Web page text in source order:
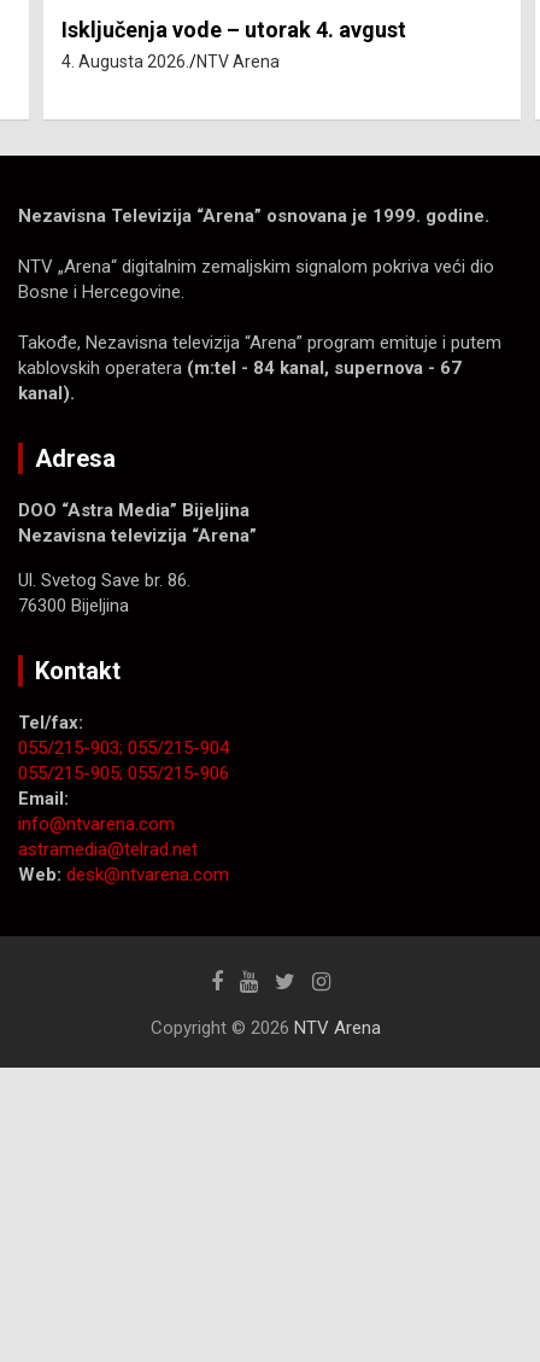
Isključenja vode – utorak 4. avgust
4. Augusta 2026. NTV Arena
Nezavisna Televizija “Arena” osnovana je 1999. godine.
NTV „Arena“ digitalnim zemaljskim signalom pokriva veći dio
Bosne i Hercegovine.
Takođe, Nezavisna televizija “Arena” program emituje i putem
kablovskih operatera (m:tel - 84 kanal, supernova - 67
kanal).
Adresa
DOO “Astra Media” Bijeljina
Nezavisna televizija “Arena”
Ul. Svetog Save br. 86.
76300 Bijeljina
Kontakt
Tel/fax:
055/215-903; 055/215-904
055/215-905; 055/215-906
Email:
info@ntvarena.com
astramedia@telrad.net
Web: desk@ntvarena.com
Copyright © 2026 NTV Arena